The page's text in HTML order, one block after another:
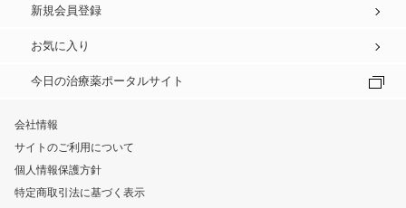
新規会員登録
お気に入り
今日の治療薬ポータルサイト
会社情報
サイトのご利用について
個人情報保護方針
特定商取引法に基づく表示